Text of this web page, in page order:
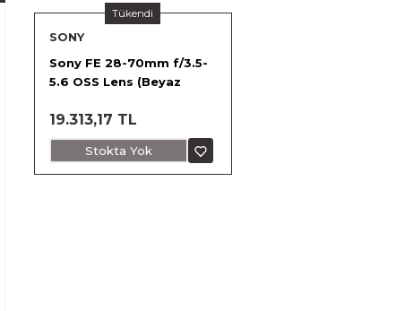
Tükendi
SONY
Sony FE 28-70mm f/3.5-
5.6 OSS Lens (Beyaz
19.313,17 TL
Stokta Yok